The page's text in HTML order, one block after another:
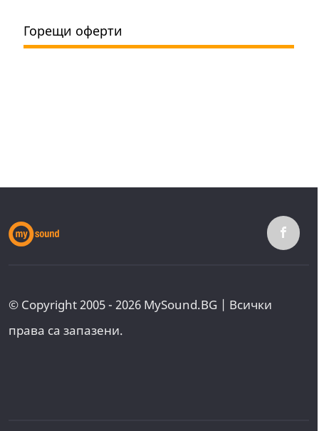
Горещи оферти
© Copyright 2005 - 2026 MySound.BG | Всички
права са запазени.